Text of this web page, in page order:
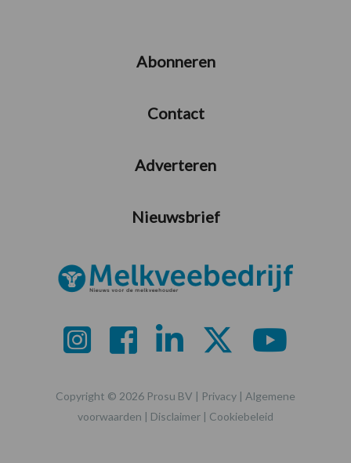
Abonneren
Contact
Adverteren
Nieuwsbrief
Copyright © 2026 Prosu BV | Privacy | Algemene
voorwaarden | Disclaimer | Cookiebeleid